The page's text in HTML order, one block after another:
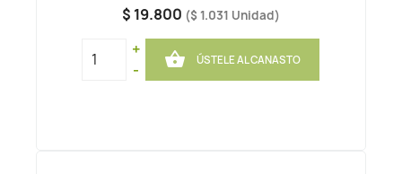
$ 19.800 ($ 1.031 Unidad)
+
-
 ÚSTELE AL CANASTO